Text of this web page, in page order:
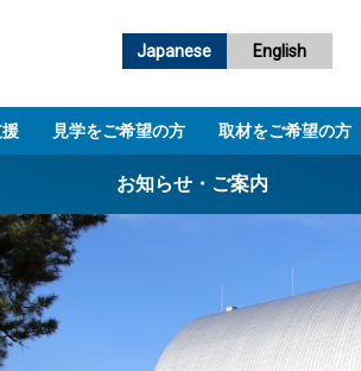
Japanese English
見学をご希望の方 取材をご希望の方
お知らせ・ご案内
ニュースレ
設立5周年誌